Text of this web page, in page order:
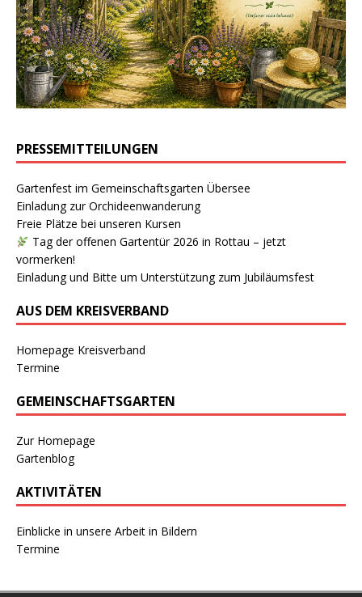
PRESSEMITTEILUNGEN
Gartenfest im Gemeinschaftsgarten Übersee
Einladung zur Orchideenwanderung
Freie Plätze bei unseren Kursen
Tag der offenen Gartentür 2026 in Rottau – jetzt
vormerken!
Einladung und Bitte um Unterstützung zum Jubiläumsfest
AUS DEM KREISVERBAND
Homepage Kreisverband
Termine
GEMEINSCHAFTSGARTEN
Zur Homepage
Gartenblog
AKTIVITÄTEN
Einblicke in unsere Arbeit in Bildern
Termine